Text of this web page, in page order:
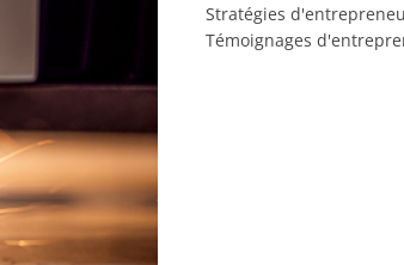
Stratégies
Témoignages